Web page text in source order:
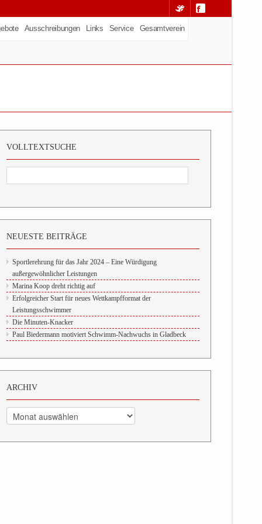
Ausschreibungen Links Service Gesamtverein
VOLLTEXTSUCHE
NEUESTE BEITRÄGE
Sportlerehrung für das Jahr 2024 – Eine Würdigung
außergewöhnlicher Leistungen
Marina Koop dreht richtig auf
Erfolgreicher Start für neues Wettkampfformat der
Leistungsschwimmer
Die Minuten-Knacker
Paul Biedermann motiviert Schwimm-Nachwuchs in Gladbeck
ARCHIV
Archiv